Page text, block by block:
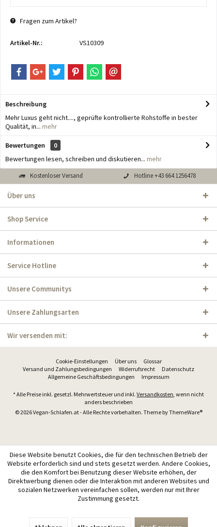
Fragen zum Artikel?
Artikel-Nr.: VS10309
Beschreibung
Mehr Luxus geht nicht...., geprüfte kontrollierte Rohstoffe in bester
Qualität, in... mehr
Bewertungen
0
Bewertungen lesen, schreiben und diskutieren... mehr
Kostenloser Versand Hotline +43 664 1256478
Über uns
Shop Service
Informationen
Service Hotline
Unsere Communitys
Unsere Zahlungsarten
Wir versenden mit:
Cookie-Einstellungen Über uns
Glossar
Versand und Zahlungsbedingungen
Widerrufsrecht
Datenschutz
Allgemeine Geschäftsbedingungen
Impressum
* Alle Preise inkl. gesetzl. Mehrwertsteuer und inkl. Versandkosten, wenn nicht
anders beschrieben
© 2026 Vegan-Schlafen.at - Alle Rechte vorbehalten. Theme byThemeWare®
Diese Website benutzt Cookies, die für den technischen Betrieb der
Website erforderlich sind und stets gesetzt werden. Andere Cookies,
die den Komfort bei Benutzung dieser Website erhöhen, der
Direktwerbung dienen oder die Interaktion mit anderen Websites und
sozialen Netzwerken vereinfachen sollen, werden nur mit Ihrer
Zustimmung gesetzt.